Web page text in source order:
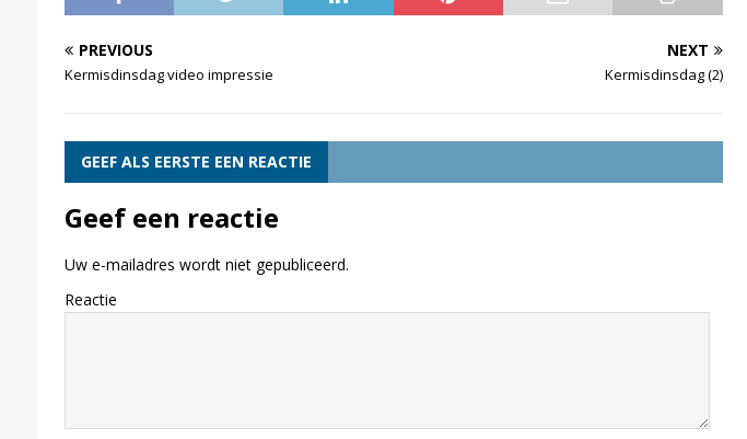
PREVIOUS
Kermisdinsdag video impressie
NEXT
Kermisdinsdag (2)
GEEF ALS EERSTE EEN REACTIE
Geef een reactie
Uw e-mailadres wordt niet gepubliceerd.
Reactie